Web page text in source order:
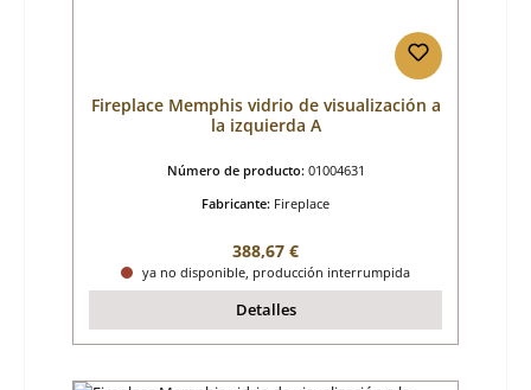
Fireplace Memphis vidrio de visualización a
la izquierda A
Número de producto: 01004631
Fabricante: Fireplace
Precio normal:
388,67 €
ya no disponible, producción interrumpida
Detalles